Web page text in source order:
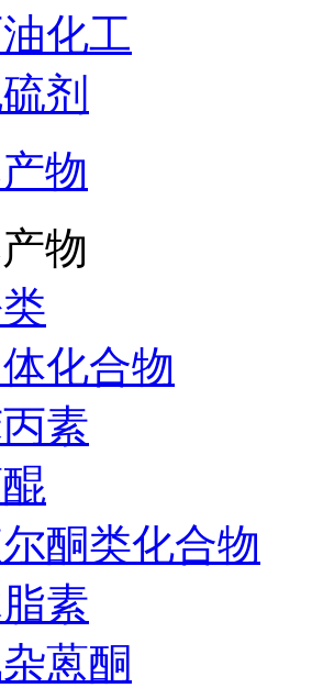
化工
剂
物
物
化合物
素
酮类化合物
素
蒽酮